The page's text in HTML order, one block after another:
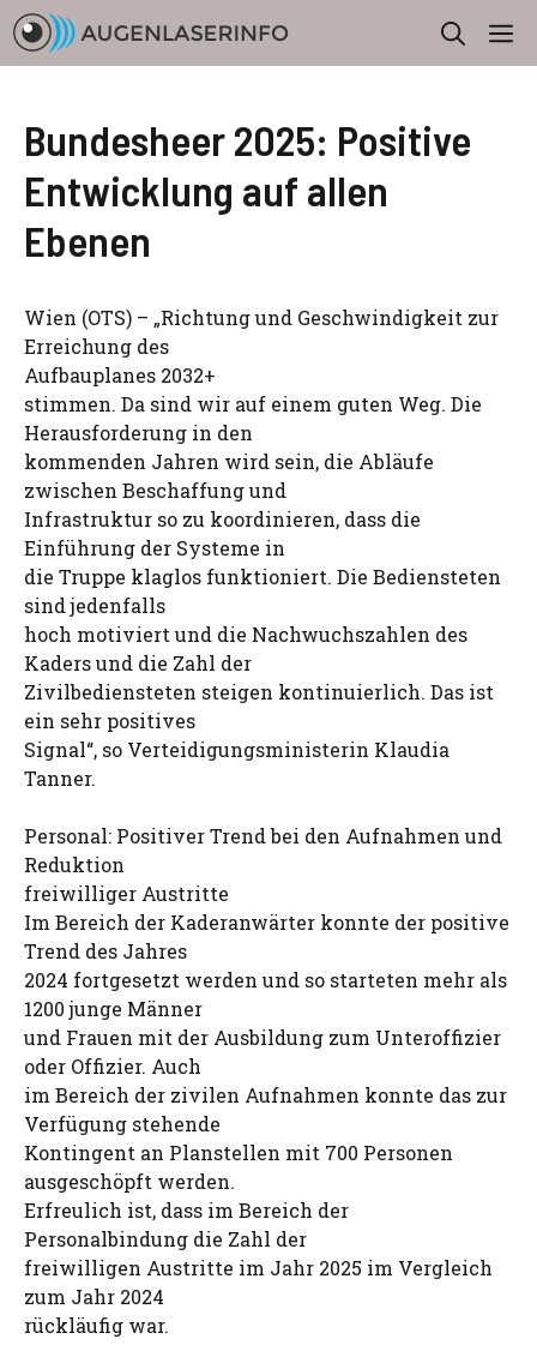
Zum
Inhalt
springen
Bundesheer 2025: Positive
Entwicklung auf allen
Ebenen
Wien (OTS) – „Richtung und Geschwindigkeit zur
Erreichung des
Aufbauplanes 2032+
stimmen. Da sind wir auf einem guten Weg. Die
Herausforderung in den
kommenden Jahren wird sein, die Abläufe
zwischen Beschaffung und
Infrastruktur so zu koordinieren, dass die
Einführung der Systeme in
die Truppe klaglos funktioniert. Die Bediensteten
sind jedenfalls
hoch motiviert und die Nachwuchszahlen des
Kaders und die Zahl der
Zivilbediensteten steigen kontinuierlich. Das ist
ein sehr positives
Signal“, so Verteidigungsministerin Klaudia
Tanner.
Personal: Positiver Trend bei den Aufnahmen und
Reduktion
freiwilliger Austritte
Im Bereich der Kaderanwärter konnte der positive
Trend des Jahres
2024 fortgesetzt werden und so starteten mehr als
1200 junge Männer
und Frauen mit der Ausbildung zum Unteroffizier
oder Offizier. Auch
im Bereich der zivilen Aufnahmen konnte das zur
Verfügung stehende
Kontingent an Planstellen mit 700 Personen
ausgeschöpft werden.
Erfreulich ist, dass im Bereich der
Personalbindung die Zahl der
freiwilligen Austritte im Jahr 2025 im Vergleich
zum Jahr 2024
rückläufig war.